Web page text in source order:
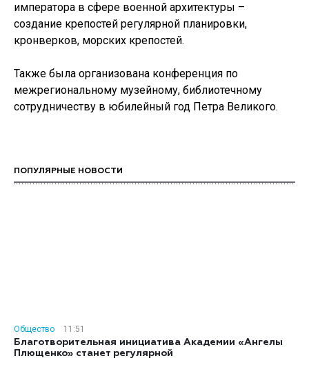
императора в сфере военной архитектуры –
создание крепостей регулярной планировки,
кронверков, морских крепостей.
Также была организована конференция по
межрегиональному музейному, библиотечному
сотрудничеству в юбилейный год Петра Великого.
ПОПУЛЯРНЫЕ НОВОСТИ
Общество
11:51
Благотворительная инициатива Академии «Ангелы
Плющенко» станет регулярной